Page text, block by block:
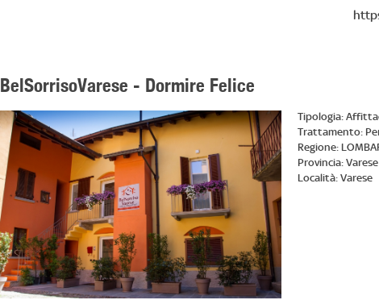
BelSorrisoVarese - Dormire Felice
Tipologia:
Trattamento:
Regione:
Provincia:Varese
Località:Varese